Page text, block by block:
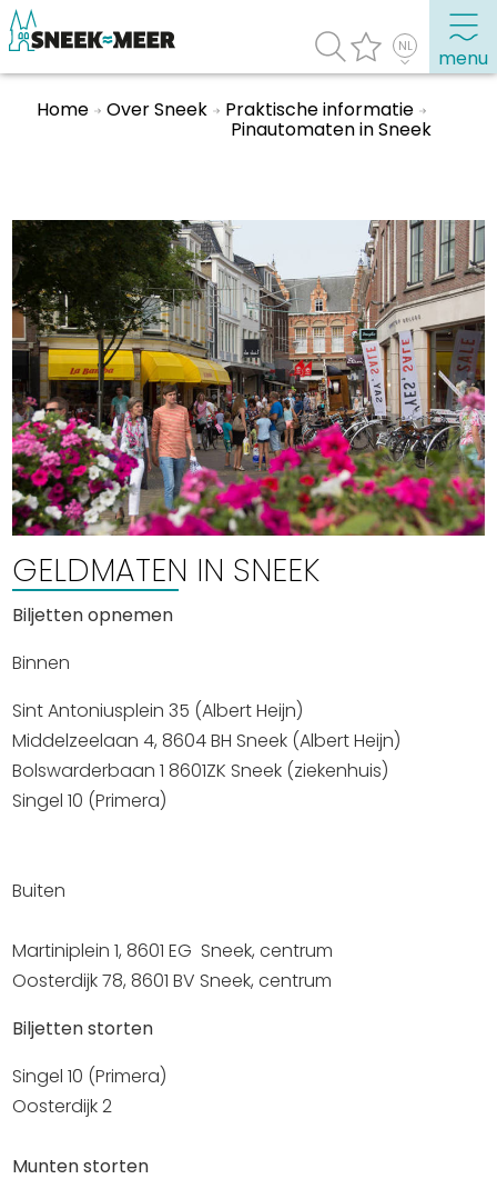
menu
Praktische informatie
Toeristische informatie
Bezienswaardigheden
Winkelen, uitgaan en doen
Eten, drinken & uitgaan
Watersport
Overnachten
Winkelen
En meer
Arrangementen
De Friese meren
Other languages
UITagenda
Top 10 leuke dingen
Vakantie vieren in Sneek
Uitgaan in Sneek
Citygame Escapegame Sneek
Webcams
De leukste routes
Home Over Sneek Praktische informatie
Pinautomaten in Sneek
GELDMATEN IN SNEEK
Biljetten opnemen
Binnen
Sint Antoniusplein 35 (Albert Heijn)
Middelzeelaan 4, 8604 BH Sneek (Albert Heijn)
Bolswarderbaan 1 8601ZK Sneek (ziekenhuis)
Singel 10 (Primera)
Buiten
Martiniplein 1, 8601 EG Sneek, centrum
Oosterdijk 78, 8601 BV Sneek, centrum
Biljetten storten
Singel 10 (Primera)
Oosterdijk 2
Munten storten